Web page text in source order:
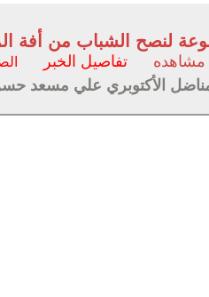
لنصح الشباب من أفة
تفاصيل الخبر
الأكتوبري علي مسعد